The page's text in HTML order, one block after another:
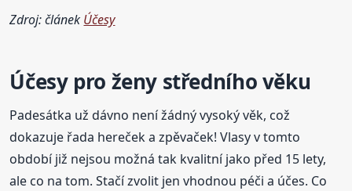
Zdroj: článek Účesy
Účesy pro ženy středního věku
Padesátka už dávno není žádný vysoký věk, což
dokazuje řada hereček a zpěvaček! Vlasy v tomto
období již nejsou možná tak kvalitní jako před 15 lety,
ale co na tom. Stačí zvolit jen vhodnou péči a účes. Co